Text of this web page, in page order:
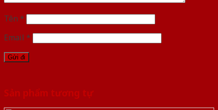
Tên *
Email *
Sản phẩm tương tự